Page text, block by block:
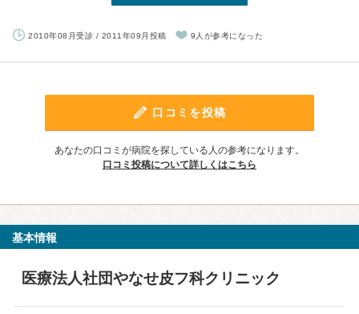
2010年08月受診 / 2011年09月投稿 9人が参考になった
口コミを投稿
あなたの口コミが病院を探している人の参考になります。
口コミ投稿について詳しくはこちら
基本情報
医療法人社団やなせ皮フ科クリニック